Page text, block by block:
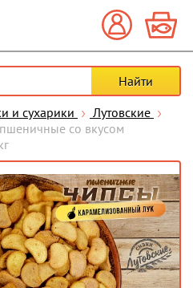
и сухарики
Лутовские
со вкусом